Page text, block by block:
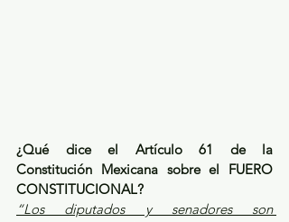
¿Qué dice el Artículo 61 de la
Constitución Mexicana sobre el FUERO
CONSTITUCIONAL?
“Los diputados y senadores son